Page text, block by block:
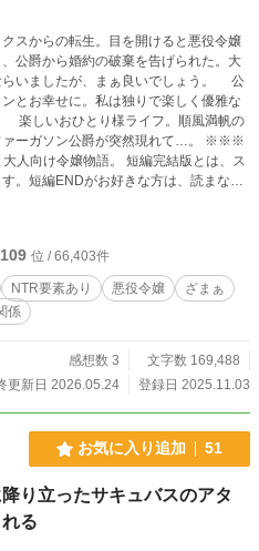
スからの転生。目を開けると悪役令嬢
公爵から婚約の破棄を告げられた。大
らいましたが、まぁ良いでしょう。 公
とお幸せに。私は独りで楽しく優雅な
楽しいおひとり様ライフ。順風満帆の
ーガソン公爵が突然現れて…。 ※※※
人向け令嬢物語。 短編完結版とは、ス
す。短編ENDがお好きな方は、読まない
せん。 不定期連載です
位 / 66,403件
NTR要素あり 悪役令嬢
ざまぁ
係
感想数 3
文字数 169,488
更新日 2026.05.24
登録日 2025.11.03
お気に入り追加 51
り立ったサキュバスのアタ
る